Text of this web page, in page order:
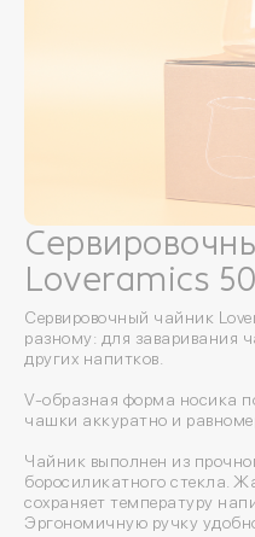
Loveramics
Сервировочный чайник
разному: для заваривания
других напитков.
V-образная форма носика
чашки аккуратно и
Чайник выполнен из
боросиликатного стекла.
сохраняет температуру
Эргономичную ручку